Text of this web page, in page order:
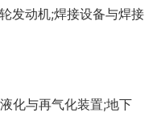
发动机;焊接设备与焊接
化与再气化装置;地下